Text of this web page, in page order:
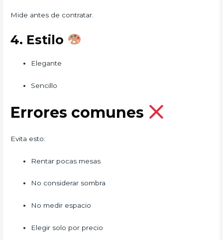
Mide antes de contratar.
4. Estilo
Elegante
Sencillo
Errores comunes
Evita esto:
Rentar pocas mesas
No considerar sombra
No medir espacio
Elegir solo por precio